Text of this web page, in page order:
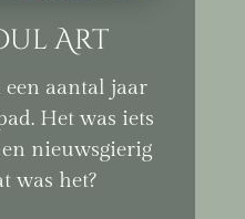
Art
aantal jaar
Het was iets
nieuwsgierig
was het?